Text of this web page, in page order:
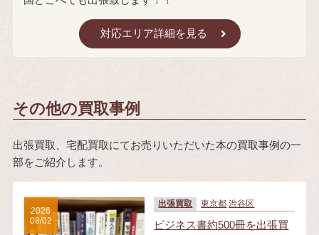
対応エリア詳細を見る
その他の買取事例
出張買取、宅配買取にてお売りいただいた本の買取事例の一
部をご紹介します。
出張買取 東京都 渋谷区
ビジネス書約500冊を出張買
2026
08/02